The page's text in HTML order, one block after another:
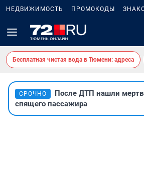
НЕДВИЖИМОСТЬ ПРОМОКОДЫ
Бесплатная чистая вода в Тюмени: адреса
СРОЧНО
После ДТП нашли
спящего пассажира